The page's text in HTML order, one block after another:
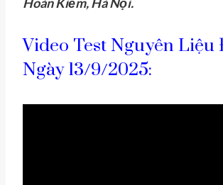
Video Test Nguyên Liệu
Ngày 13/9/2025: